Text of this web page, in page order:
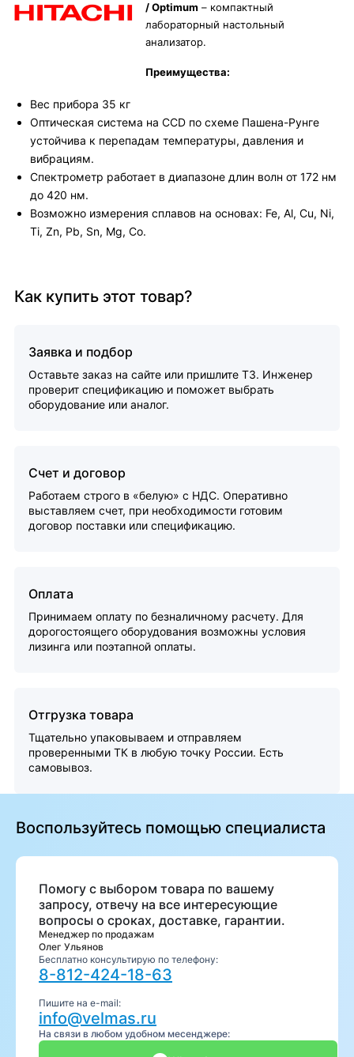
/ Optimum – компактный
лабораторный настольный
анализатор.
Преимущества:
Вес прибора 35 кг
Оптическая система на CCD по схеме Пашена-Рунге
устойчива к перепадам температуры, давления и
вибрациям.
Спектрометр работает в диапазоне длин волн от 172 нм
до 420 нм.
Возможно измерения сплавов на основах: Fe, Al, Cu, Ni,
Ti, Zn, Pb, Sn, Mg, Co.
Как купить этот товар?
Заявка и подбор
Оставьте заказ на сайте или пришлите ТЗ. Инженер
проверит спецификацию и поможет выбрать
оборудование или аналог.
Счет и договор
Работаем строго в «белую» с НДС. Оперативно
выставляем счет, при необходимости готовим
договор поставки или спецификацию.
Оплата
Принимаем оплату по безналичному расчету. Для
дорогостоящего оборудования возможны условия
лизинга или поэтапной оплаты.
Отгрузка товара
Тщательно упаковываем и отправляем
проверенными ТК в любую точку России. Есть
самовывоз.
Воспользуйтесь помощью специалиста
Помогу с выбором товара по вашему
запросу, отвечу на все интересующие
вопросы о сроках, доставке, гарантии.
Менеджер по продажам
Олег Ульянов
Бесплатно консультирую по телефону:
8-812-424-18-63
Пишите на e-mail:
info@velmas.ru
На связи в любом удобном месенджере: